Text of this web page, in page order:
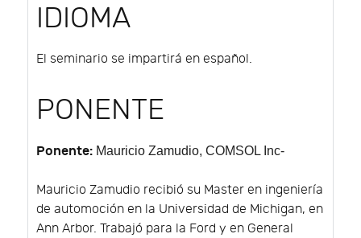
IDIOMA
El seminario se impartirá en español.
PONENTE
Ponente: Mauricio Zamudio, COMSOL Inc-
Mauricio Zamudio recibió su Master en ingeniería
de automoción en la Universidad de Michigan, en
Ann Arbor. Trabajó para la Ford y en General